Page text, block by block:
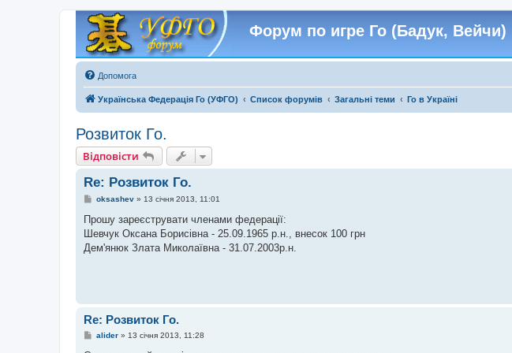
Форум по игре Го (Бадук, Вейчи)
Допомога
Українська Федерація Го (УФГО) Список форумів Загальні теми Го в Україні
Розвиток Го.
Відповісти
Re: Розвиток Го.
П
в
д
о
oksashev» 13 січня 2013, 11:01
Прошу зареєструвати членами федерації:
Шевчук Оксана Борисівна - 25.09.1965 р.н., внесок 100 грн
Дем'янюк Злата Миколаївна - 31.07.2003р.н.
Re: Розвиток Го.
Пalider» 13 січня 2013, 11:28